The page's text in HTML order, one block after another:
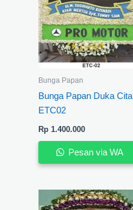
Bunga Papan
Bunga Papan Duka Cita
ETC02
Rp1.400.000
Pesan via WA